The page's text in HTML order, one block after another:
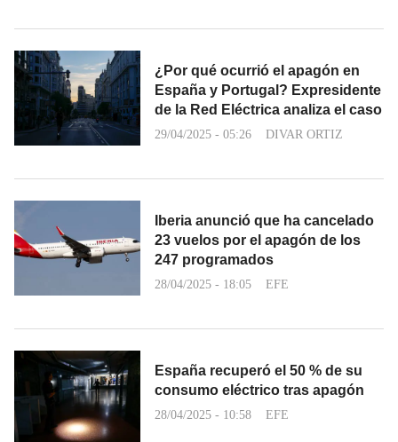
¿Por qué ocurrió el apagón en
España y Portugal? Expresidente
de la Red Eléctrica analiza el caso
29/04/2025 - 05:26 DIVAR ORTIZ
Iberia anunció que ha cancelado
23 vuelos por el apagón de los
247 programados
28/04/2025 - 18:05 EFE
España recuperó el 50 % de su
consumo eléctrico tras apagón
28/04/2025 - 10:58 EFE